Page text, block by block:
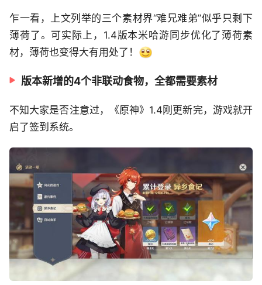
乍一看，上文列举的三个素材界“难兄难弟”似乎只剩下
薄荷了。可实际上，1.4版本米哈游同步优化了薄荷素
材，薄荷也变得大有用处了！
版本新增的4个非联动食物，全都需要素材
不知大家是否注意过，《原神》1.4刚更新完，游戏就开
启了签到系统。